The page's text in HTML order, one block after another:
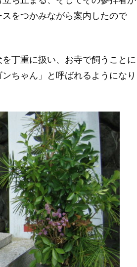
をつかみながら案内したので
丁重に扱い、お寺で飼うことに
ちゃん」と呼ばれるようになり